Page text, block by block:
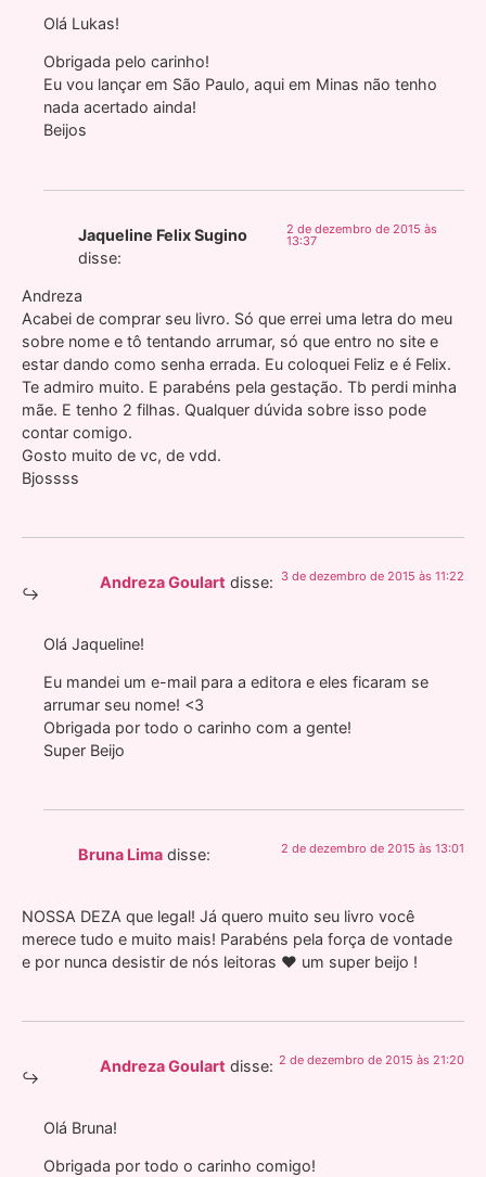
Olá Lukas!
Obrigada pelo carinho!
Eu vou lançar em São Paulo, aqui em Minas não tenho
nada acertado ainda!
Beijos
Jaqueline Felix Sugino
disse:
2 de dezembro de 2015 às
13:37
Andreza
Acabei de comprar seu livro. Só que errei uma letra do meu
sobre nome e tô tentando arrumar, só que entro no site e
estar dando como senha errada. Eu coloquei Feliz e é Felix.
Te admiro muito. E parabéns pela gestação. Tb perdi minha
mãe. E tenho 2 filhas. Qualquer dúvida sobre isso pode
contar comigo.
Gosto muito de vc, de vdd.
Bjossss
Andreza Goulart disse: 3 de dezembro de 2015 às 11:22
Olá Jaqueline!
Eu mandei um e-mail para a editora e eles ficaram se
arrumar seu nome! <3
Obrigada por todo o carinho com a gente!
Super Beijo
Bruna Lima disse: 2 de dezembro de 2015 às 13:01
NOSSA DEZA que legal! Já quero muito seu livro você
merece tudo e muito mais! Parabéns pela força de vontade
e por nunca desistir de nós leitoras ♥ um super beijo !
Andreza Goulart disse: 2 de dezembro de 2015 às 21:20
Olá Bruna!
Obrigada por todo o carinho comigo!